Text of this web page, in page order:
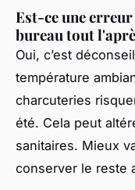
Est-ce une
bureau tout
Oui, c’est
température
charcuteries
été. Cela peut
sanitaires. Mieux
conserver le reste